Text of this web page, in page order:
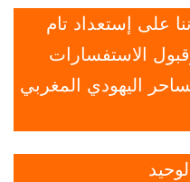
على إستعداد تام
الاستفسارات
اليهودي المغربي